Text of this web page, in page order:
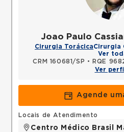
Joao Paulo
Cirurgia TorácicaCirurgia
Ver
CRM 160681/SP •
RQE
Ver perfil
Agende
Locais de Atendimento
Centro Médico Brasil